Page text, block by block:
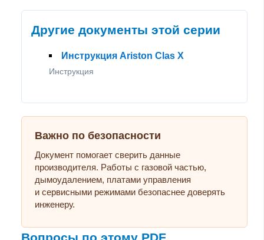
Другие документы этой серии
Инструкция Ariston Clas X
Инструкция
Важно по безопасности
Документ помогает сверить данные
производителя. Работы с газовой частью,
дымоудалением, платами управления
и сервисными режимами безопаснее доверять
инженеру.